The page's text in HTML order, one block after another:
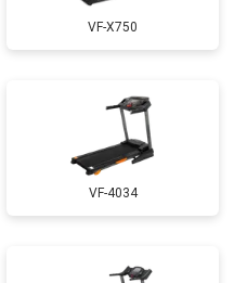
VF-X750
VF-4034